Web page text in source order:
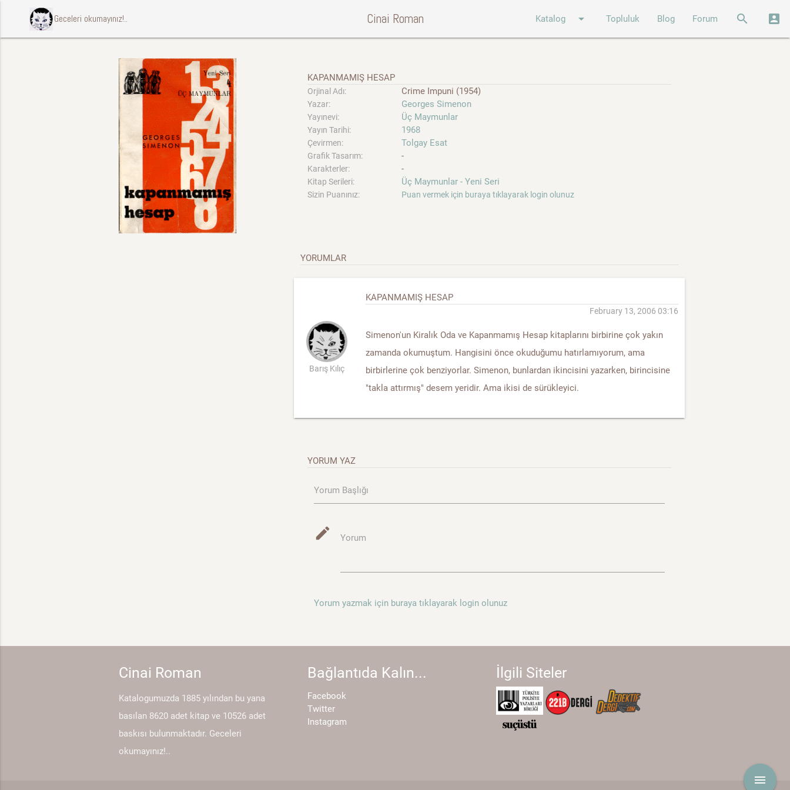
ccccci Geceleri okumayınız!.. Cinai Roman Katalog arrow_drop_down Topluluk Blog Forum search account_box
menu
KAPANMAMIŞ HESAP
Orjinal Adı: Crime Impuni (1954)
Yazar: Georges Simenon
Yayınevi: Üç Maymunlar
Yayın Tarihi: 1968
Çevirmen: Tolgay Esat
Grafik Tasarım: -
Karakterler: -
Kitap Serileri: Üç Maymunlar - Yeni Seri
Sizin Puanınız: Puan vermek için buraya tıklayarak login olunuz
YORUMLAR
Barış Kılıç
KAPANMAMIŞ HESAP
February 13, 2006 03:16
Simenon'un Kiralık Oda ve Kapanmamış Hesap kitaplarını birbirine çok yakın
zamanda okumuştum. Hangisini önce okuduğumu hatırlamıyorum, ama
birbirlerine çok benziyorlar. Simenon, bunlardan ikincisini yazarken, birincisine
"takla attırmış" desem yeridir. Ama ikisi de sürükleyici.
YORUM YAZ
Yorum Başlığı
mode_edit Yorum
Yorum yazmak için buraya tıklayarak login olunuz
Cinai Roman
Katalogumuzda 1885 yılından bu yana
basılan 8620 adet kitap ve 10526 adet
baskısı bulunmaktadır. Geceleri
okumayınız!..
Bağlantıda Kalın...
Facebook
Twitter
Instagram
İlgili Siteler